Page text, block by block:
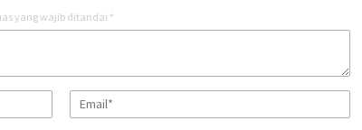
yang wajib ditandai *